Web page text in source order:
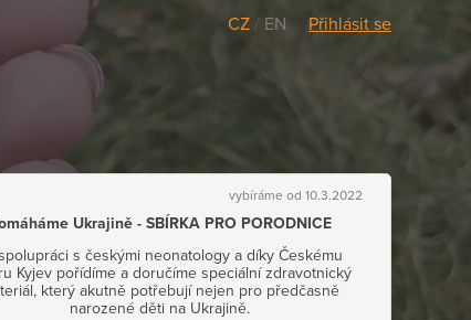
CZ / EN Přihlásit se
vybíráme od 10.3.2022
Ukrajině - SBÍRKA PRO PORODNICE
s českými neonatology a díky Českému
Kyjev pořídíme a doručíme speciální zdravotnický
který akutně potřebují nejen pro předčasně
narozené děti na Ukrajině.